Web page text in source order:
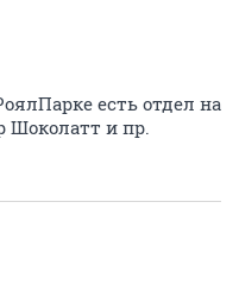
есть отдел на
Шоколатт и пр.